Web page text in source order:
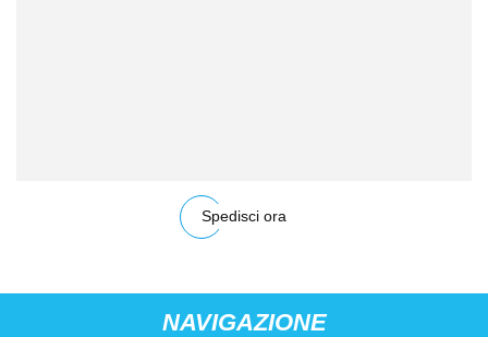
Spedisci ora
NAVIGAZIONE